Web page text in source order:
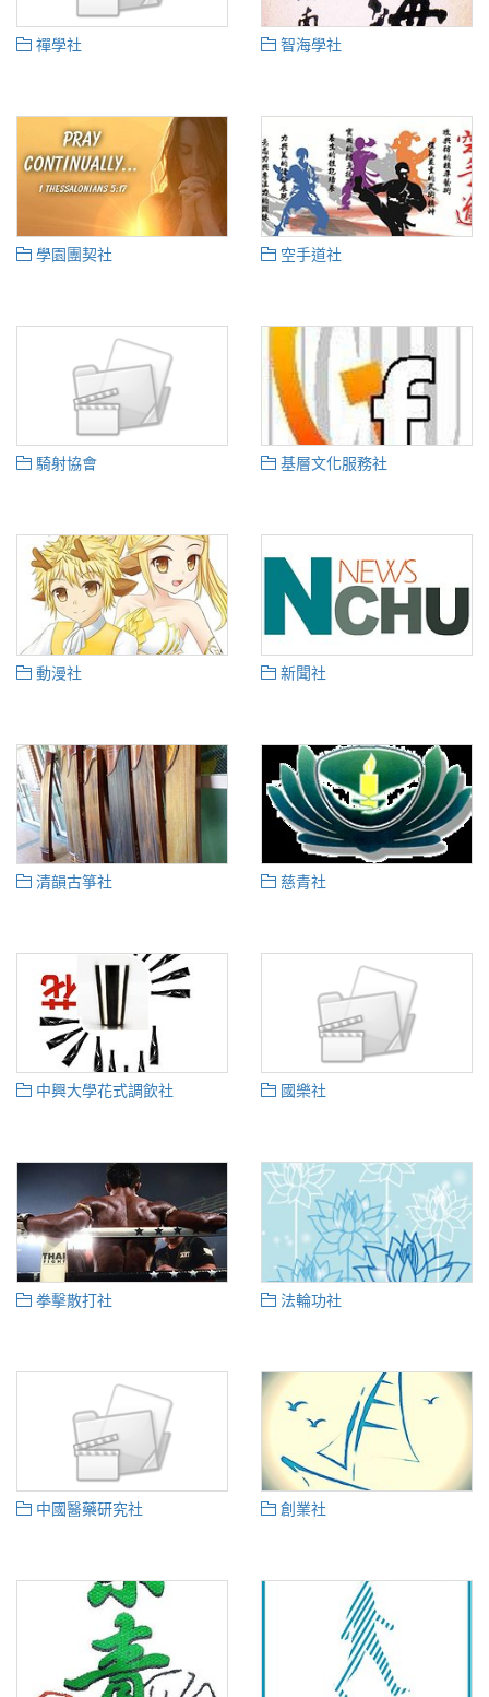
禪學社 智海學社
學園團契社 空手道社
騎射協會 基層文化服務社
動漫社 新聞社
清韻古箏社 慈青社
中興大學花式調飲社 國樂社
拳擊散打社 法輪功社
中國醫藥研究社 創業社